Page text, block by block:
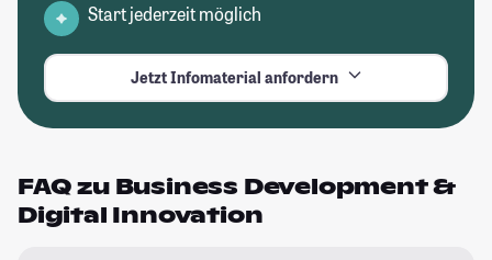
Start jederzeit möglich
Jetzt Infomaterial anfordern
FAQ zu Business Development &
Digital Innovation